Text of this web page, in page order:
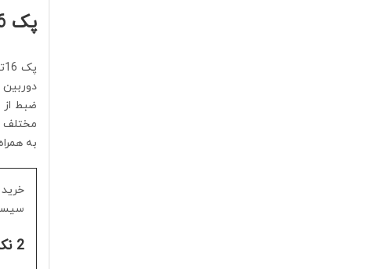
پک 16تایی دوربین هایلوک
ضبط
مختلف
به
2 نکته که قبل از خرید پکیج دوربین مداربسته هایلوک باید بدانید: